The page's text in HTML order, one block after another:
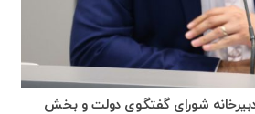
شورای گفتگوی دولت و بخش